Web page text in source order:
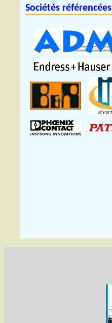
Sociétés référencées